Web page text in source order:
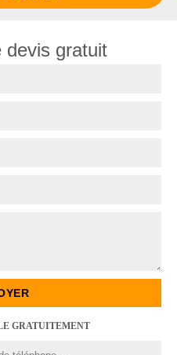
devis gratuit
GRATUITEMENT